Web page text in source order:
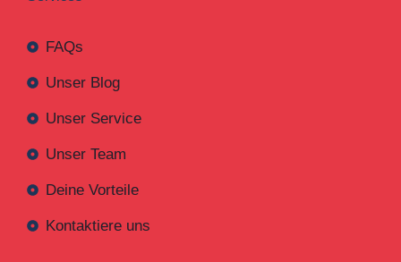
FAQs
Unser Blog
Unser Service
Unser Team
Deine Vorteile
Kontaktiere uns